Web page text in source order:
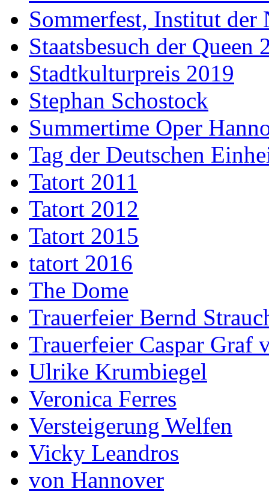
Sommerfest, Institut der
Staatsbesuch der Queen
Stadtkulturpreis 2019
Stephan Schostock
Summertime Oper
Tag der Deutschen
Tatort 2011
Tatort 2012
Tatort 2015
tatort 2016
The Dome
Trauerfeier Bernd
Trauerfeier Caspar Graf
Ulrike Krumbiegel
Veronica Ferres
Versteigerung Welfen
Vicky Leandros
von Hannover